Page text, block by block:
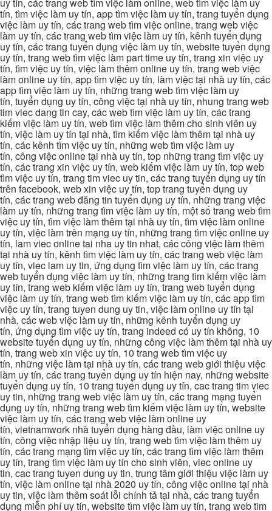
tín, tìm việc làm uy tín, app tìm việc làm uy tín, trang tuyển dụng
việc làm uy tín, các trang web tìm việc online, trang web việc
làm uy tín, các trang web tìm việc làm uy tín, kênh tuyển dụng
uy tín, các trang tuyển dụng việc làm uy tín, website tuyển dụng
uy tín, trang web tìm việc làm part time uy tín, trang xin việc uy
tín, tìm việc uy tín, việc làm thêm online uy tín, trang web việc
làm online uy tín, app tìm việc uy tín, làm việc tại nhà uy tín, các
app tìm việc làm uy tín, những trang web tìm việc làm uy
tín, tuyển dụng uy tín, công việc tại nhà uy tín, nhung trang web
tim viec dang tin cay, các web tìm việc làm uy tín, các trang
kiếm việc làm uy tín, web tìm việc làm thêm cho sinh viên uy
tín, việc làm uy tín tại nhà, tìm kiếm việc làm thêm tại nhà uy
tín, các kênh tìm việc uy tín, những web tìm việc làm uy
tín, công việc online tại nhà uy tín, top những trang tìm việc uy
tín, các trang xin việc uy tín, web kiếm việc làm uy tín, top web
tìm việc uy tín, trang tim viec uy tin, các trang tuyển dụng uy tín
trên facebook, web xin việc uy tín, top trang tuyển dụng uy
tín, các trang web đăng tin tuyển dụng uy tín, những trang việc
làm uy tín, những trang tìm việc làm uy tín, một số trang web tìm
việc uy tín, tìm việc làm thêm tại nhà uy tín, tìm việc làm online
uy tín, việc làm trên mạng uy tín, những trang tìm việc online uy
tín, lam viec online tai nha uy tin nhat, các công việc làm thêm
tại nhà uy tín, kênh tìm việc làm uy tín, các trang web việc làm
uy tín, viec lam uy tin, ứng dụng tìm việc làm uy tín, các trang
web tuyển dụng việc làm uy tín, những trang tìm kiếm việc làm
uy tín, trang web kiếm việc làm uy tín, trang web tuyển dụng
việc làm uy tín, trang web tìm kiếm việc làm uy tín, các app tìm
việc uy tín, trang tuyen dung uy tin, việc làm online uy tín tại
nhà, các web việc làm uy tín, những kênh tuyển dụng uy
tín, ứng dụng tìm việc uy tín, trang indeed có uy tín không, 10
website tuyển dụng uy tín, những công việc làm thêm tại nhà uy
tín, trang web xin việc uy tín, 10 trang web tìm việc uy
tín, những việc làm tại nhà uy tín, các trang web giới thiệu việc
làm uy tín, các trang tuyển dụng uy tín hiện nay, những website
tuyển dụng uy tín, 10 trang tuyển dụng uy tín, cac trang tim viec
uy tin, những trang web việc làm uy tín, các trang mạng tuyển
dụng uy tín, những trang web tìm kiếm việc làm uy tín, website
việc làm uy tín, các trang web việc làm online uy
tín, vietnamwork nhà tuyển dụng hàng đầu, làm việc online uy
tín, công việc nhập liệu uy tín, trang web tìm việc làm thêm uy
tín, các trang mạng tìm việc uy tín, các trang tìm việc làm thêm
uy tín, trang tìm việc làm uy tín cho sinh viên, viec online uy
tin, cac trang tuyen dung uy tin, trung tâm giới thiệu việc làm uy
tín, việc làm online tại nhà 2020 uy tín, công việc online tại nhà
uy tin, việc làm thêm soát lỗi chính tả tại nhà, các trang tuyển
dụng miễn phí uy tín, website tìm việc làm uy tín, trang web tim